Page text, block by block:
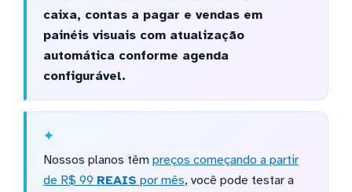
caixa, contas a pagar e vendas em
painéis visuais com atualização
automática conforme agenda
configurável.
Nossos planos têm preços começando a partir
de R$ 99 REAIS por mês, você pode testar a